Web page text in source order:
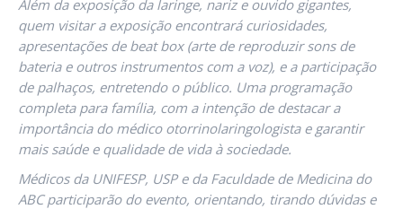
Além da exposição da laringe, nariz e ouvido gigantes,
quem visitar a exposição encontrará curiosidades,
apresentações de beat box (arte de reproduzir sons de
bateria e outros instrumentos com a voz), e a participação
de palhaços, entretendo o público. Uma programação
completa para família, com a intenção de destacar a
importância do médico otorrinolaringologista e garantir
mais saúde e qualidade de vida à sociedade.
Médicos da UNIFESP, USP e da Faculdade de Medicina do
ABC participarão do evento, orientando, tirando dúvidas e